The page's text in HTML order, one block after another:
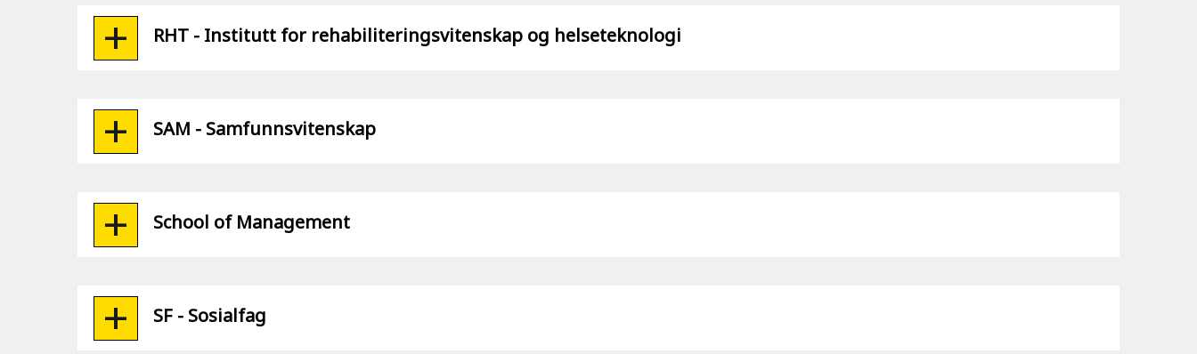
RHT - Institutt for rehabiliteringsvitenskap og helseteknologi
SAM - Samfunnsvitenskap
School of Management
SF - Sosialfag